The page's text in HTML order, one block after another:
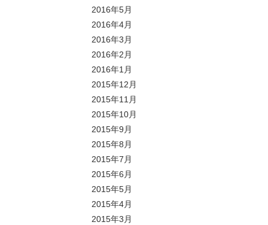
2016年5月
2016年4月
2016年3月
2016年2月
2016年1月
2015年12月
2015年11月
2015年10月
2015年9月
2015年8月
2015年7月
2015年6月
2015年5月
2015年4月
2015年3月